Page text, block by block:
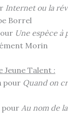
Internet ou la
Borrel
Une espèce à
Morin
Jeune Talent :
pour Quand on
Au nom de la